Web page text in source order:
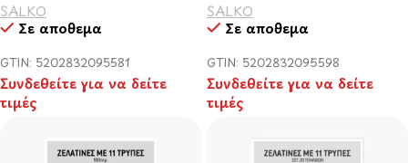
SALKO
Σε απόθεμα
GTIN: 5202832095581
Συνδεθείτε για να δείτε
τιμές
SALKO
Σε απόθεμα
GTIN: 5202832095598
Συνδεθείτε για να δείτε
τιμές